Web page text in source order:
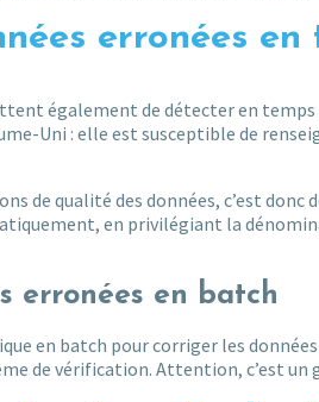
erronées en
également de détecter en temps
Uni : elle est susceptible de
de qualité des données, c’est
en privilégiant la
erronées en batch
en batch pour corriger les
de vérification. Attention, c’est un